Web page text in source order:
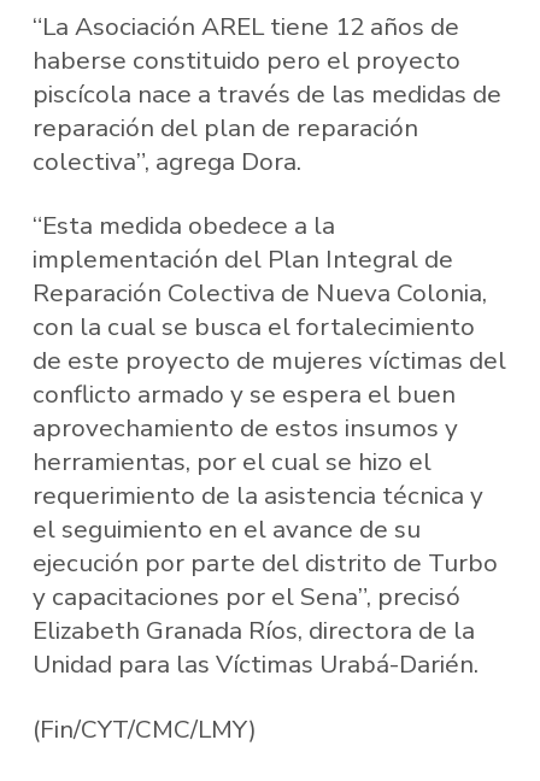
“La Asociación AREL tiene 12 años de
haberse constituido pero el proyecto
piscícola nace a través de las medidas de
reparación del plan de reparación
colectiva”, agrega Dora.
“Esta medida obedece a la
implementación del Plan Integral de
Reparación Colectiva de Nueva Colonia,
con la cual se busca el fortalecimiento
de este proyecto de mujeres víctimas del
conflicto armado y se espera el buen
aprovechamiento de estos insumos y
herramientas, por el cual se hizo el
requerimiento de la asistencia técnica y
el seguimiento en el avance de su
ejecución por parte del distrito de Turbo
y capacitaciones por el Sena”, precisó
Elizabeth Granada Ríos, directora de la
Unidad para las Víctimas Urabá-Darién.
(Fin/CYT/CMC/LMY)